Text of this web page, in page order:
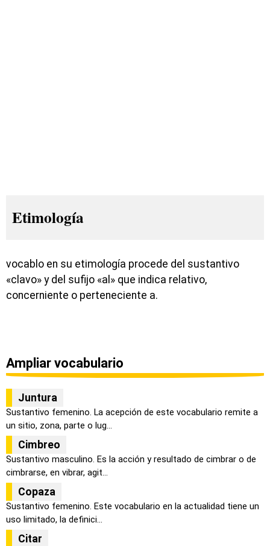
Etimología
vocablo en su etimología procede del sustantivo
«clavo» y del sufijo «al» que indica relativo,
concerniente o perteneciente a.
Ampliar vocabulario
Juntura
Sustantivo femenino. La acepción de este vocabulario remite a
un sitio, zona, parte o lug...
Cimbreo
Sustantivo masculino. Es la acción y resultado de cimbrar o de
cimbrarse, en vibrar, agit...
Copaza
Sustantivo femenino. Este vocabulario en la actualidad tiene un
uso limitado, la definici...
Citar